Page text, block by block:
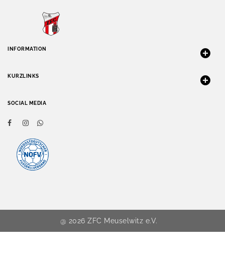
INFORMATION
KURZLINKS
SOCIAL MEDIA
@ 2026 ZFC Meuselwitz e.V.